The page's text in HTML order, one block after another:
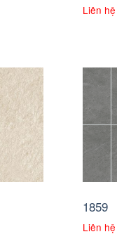
Liên hệ
1859
Liên hệ